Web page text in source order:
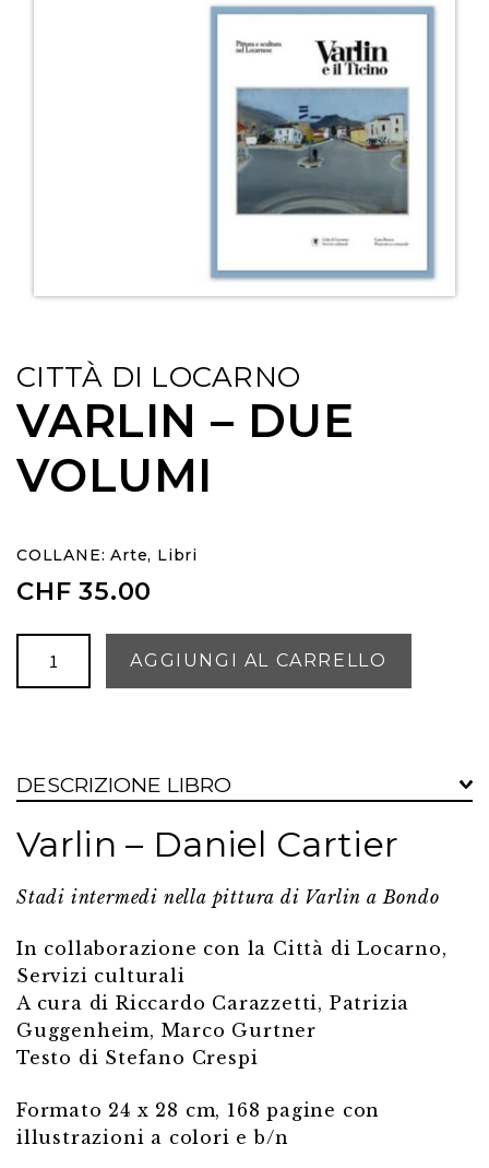
CITTÀ DI LOCARNO
VARLIN – DUE
VOLUMI
COLLANE:Arte, Libri
CHF 35.00
AGGIUNGI AL CARRELLO
DESCRIZIONE LIBRO
Varlin – Daniel Cartier
Stadi intermedi nella pittura di Varlin a Bondo
In collaborazione con la Città di Locarno,
Servizi culturali
A cura di Riccardo Carazzetti, Patrizia
Guggenheim, Marco Gurtner
Testo di Stefano Crespi
Formato 24 x 28 cm, 168 pagine con
illustrazioni a colori e b/n